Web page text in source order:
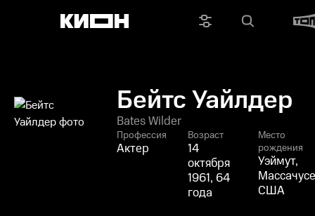
Бейтс Уайлдер
Bates Wilder
Профессия
Актер
Возраст
14
октября
1961, 64
года
Место
рождения
Уэймут,
США